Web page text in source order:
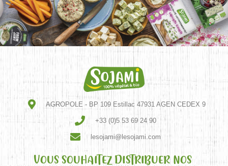
AGROPOLE - BP 109 Estillac 47931 AGEN CEDEX 9
+33 (0)5 53 69 24 90
lesojami@lesojami.com
VOUS SOUHAITEZ DISTRIBUER NOS